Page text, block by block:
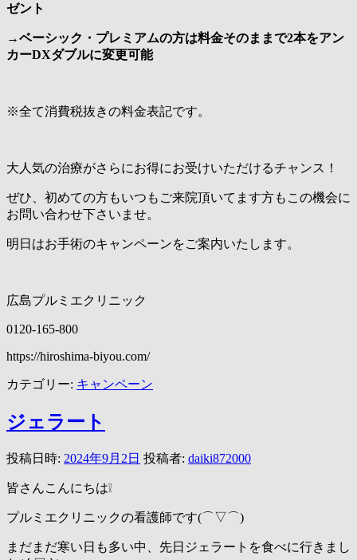
ゼント
→ベーシック・プレミアムの方は料金そのままで2本をアン
カーDXダブルに変更可能
※全て消費税抜きの料金表記です。
大人気の治療がさらにお得にお受けいただけるチャンス！
ぜひ、初めての方もいつもご来院頂いてます方もこの機会に
お問い合わせ下さいませ。
明日はお手術のキャンペーンをご案内いたします。
広島プルミエクリニック
0120-165-800
https://hiroshima-biyou.com/
カテゴリー: キャンペーン
ジェラート
投稿日時: 2024年9月2日 投稿者: daiki872000
皆さんこんにちは❕
プルミエクリニックの看護師です(⌒▽⌒)
まだまだ寒い日も多い中、先日ジェラートを食べに行きまし